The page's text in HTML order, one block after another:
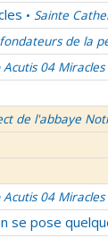
• Sainte
de la
Acutis 04
de l'abbaye
Acutis 04
se pose